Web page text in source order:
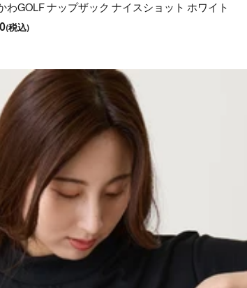
わGOLF ナップザック ナイスショット ホワイト
(税込)